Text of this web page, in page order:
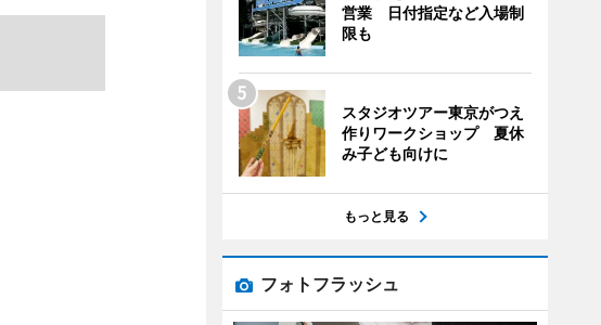
営業 日付指定など入場制
限も
スタジオツアー東京がつえ
作りワークショップ 夏休
み子ども向けに
もっと見る
フォトフラッシュ